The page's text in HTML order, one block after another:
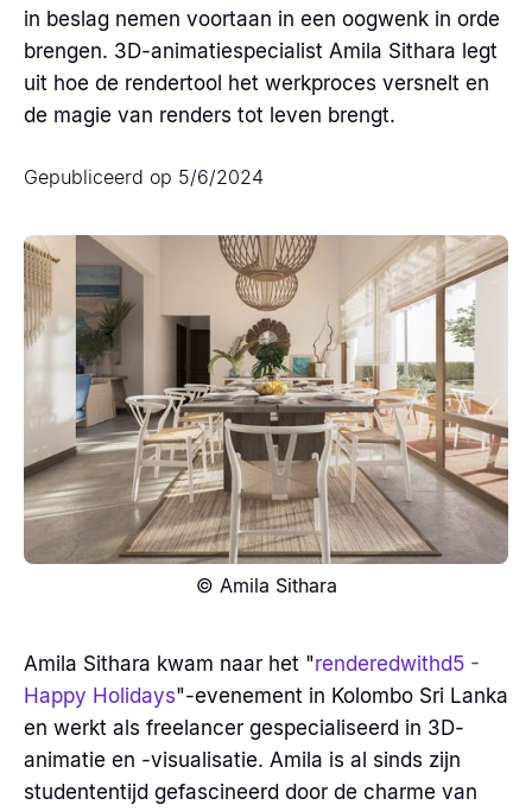
in beslag nemen voortaan in een oogwenk in orde
brengen. 3D-animatiespecialist Amila Sithara legt
uit hoe de rendertool het werkproces versnelt en
de magie van renders tot leven brengt.
Gepubliceerd op 5/6/2024
© Amila Sithara
Amila Sithara kwam naar het "renderedwithd5 -
Happy Holidays"-evenement in Kolombo Sri Lanka
en werkt als freelancer gespecialiseerd in 3D-
animatie en -visualisatie. Amila is al sinds zijn
studententijd gefascineerd door de charme van